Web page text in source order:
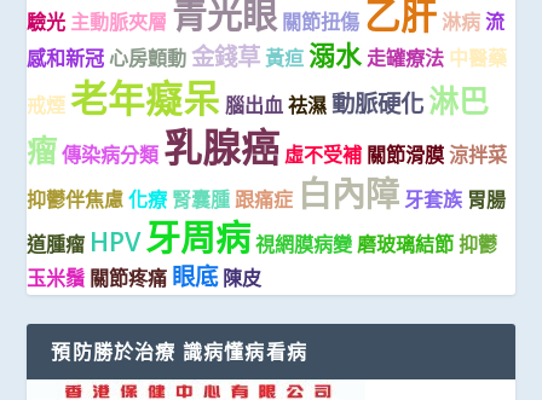
驗光 主動脈夾層 青光眼 關節扭傷 乙肝 淋病 流
感和新冠 心房顫動 金錢草 黃疸 溺水 走罐療法 中醫藥
戒煙 老年癡呆 腦出血 祛濕 動脈硬化淋巴
瘤 傳染病分類 乳腺癌 虛不受補 關節滑膜 涼拌菜
抑鬱伴焦慮 化療 腎囊腫 跟痛症 白內障 牙套族 胃腸
道腫瘤 HPV牙周病 視網膜病變 磨玻璃結節 抑鬱
玉米鬚 關節疼痛 眼底 陳皮
預防勝於治療 識病懂病看病